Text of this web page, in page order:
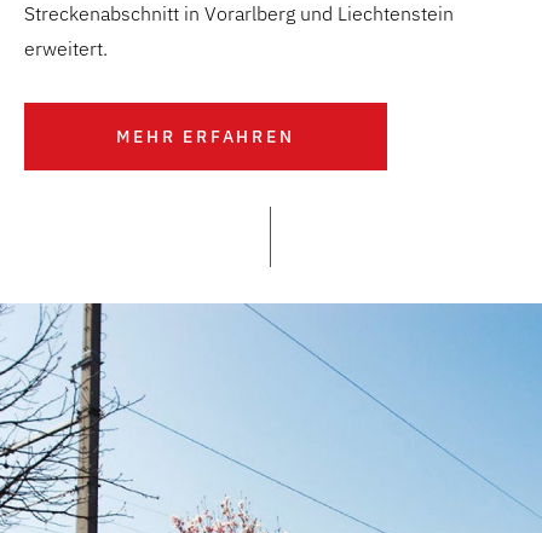
Streckenabschnitt in Vorarlberg und Liechtenstein
erweitert.
MEHR ERFAHREN